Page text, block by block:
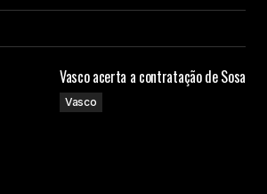
Vasco acerta a contratação de Sosa
Vasco